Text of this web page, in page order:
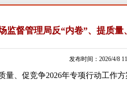
监督管理局反“内卷”、提质
发布时间：2026/4/8
量、促竞争2026年专项行动工作